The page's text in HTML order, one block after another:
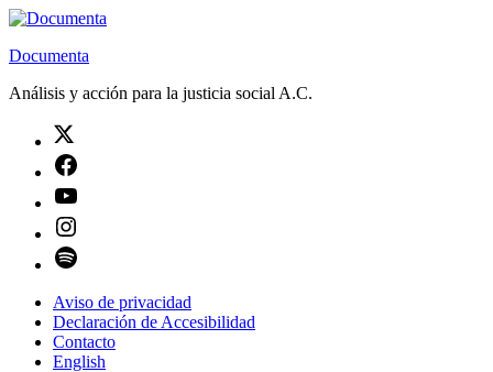
Saltar
contenido
Documenta
Análisis y acción para la justicia social A.C.
Aviso de privacidad
Declaración de Accesibilidad
Contacto
English